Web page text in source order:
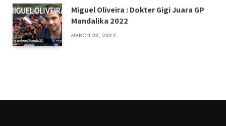
Miguel Oliveira : Dokter Gigi Juara GP
Mandalika 2022
MARCH 23, 2022